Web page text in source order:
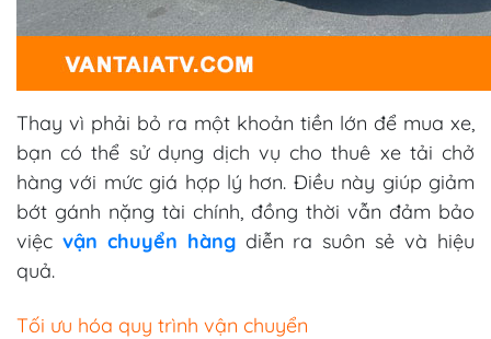
Thay vì phải bỏ ra một khoản tiền lớn để mua xe,
bạn có thể sử dụng dịch vụ cho thuê xe tải chở
hàng với mức giá hợp lý hơn. Điều này giúp giảm
bớt gánh nặng tài chính, đồng thời vẫn đảm bảo
việc vận chuyển hàngdiễn ra suôn sẻ và hiệu
quả.
Tối ưu hóa quy trình vận chuyển